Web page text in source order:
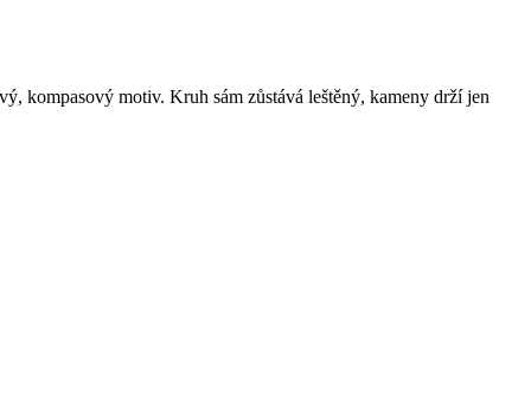
kompasový motiv. Kruh sám zůstává leštěný, kameny drží jen